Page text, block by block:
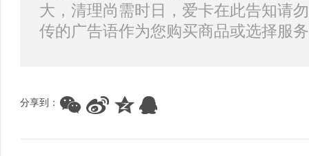
大，清理尚需时日，爱卡在此告知请
传的广告语作为您购买商品或选择服
分享到：